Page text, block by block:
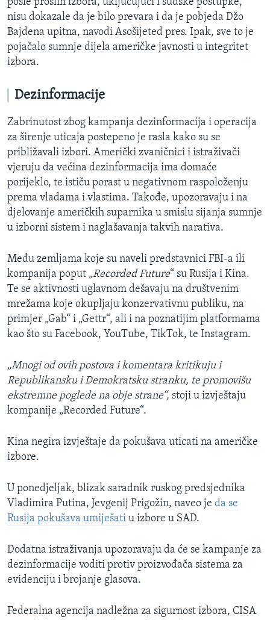
nisu dokazale da je bilo prevara i da je pobjeda Džo
Bajdena upitna, navodi Asošijeted pres. Ipak, sve to je
pojačalo sumnje dijela američke javnosti u integritet
izbora.
Dezinformacije
Zabrinutost zbog kampanja dezinformacija i operacija
za širenje uticaja postepeno je rasla kako su se
približavali izbori. Američki zvaničnici i istraživači
vjeruju da većina dezinformacija ima domaće
porijeklo, te ističu porast u negativnom raspoloženju
prema vladama i vlastima. Takođe, upozoravaju i na
djelovanje američkih suparnika u smislu sijanja sumnje
u izborni sistem i naglašavanja takvih narativa.
Među zemljama koje su naveli predstavnici FBI-a ili
kompanija poput „Recorded Future“ su Rusija i Kina.
Te se aktivnosti uglavnom dešavaju na društvenim
mrežama koje okupljaju konzervativnu publiku, na
primjer „Gab“ i „Gettr“, ali i na poznatijim platformama
kao što su Facebook, YouTube, TikTok, te Instagram.
„Mnogi od ovih postova i komentara kritikuju i
Republikansku i Demokratsku stranku, te promovišu
ekstremne poglede na obje strane“, stoji u izvještaju
kompanije „Recorded Future“.
Kina negira izvještaje da pokušava uticati na američke
izbore.
U ponedjeljak, blizak saradnik ruskog predsjednika
Vladimira Putina, Jevgenij Prigožin, naveo je da se
Rusija pokušava umiješati u izbore u SAD.
Dodatna istraživanja upozoravaju da će se kampanje za
dezinformacije voditi protiv proizvođača sistema za
evidenciju i brojanje glasova.
Federalna agencija nadležna za sigurnost izbora, CISA